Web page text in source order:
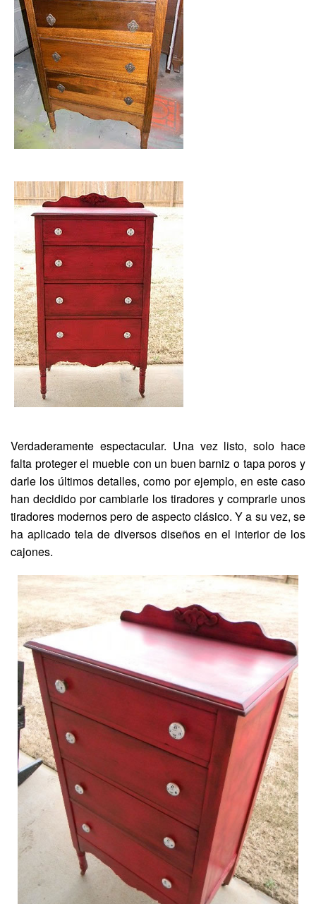
Verdaderamente espectacular. Una vez listo, solo hace
falta proteger el mueble con un buen barniz o tapa poros y
darle los últimos detalles, como por ejemplo, en este caso
han decidido por cambiarle los tiradores y comprarle unos
tiradores modernos pero de aspecto clásico. Y a su vez, se
ha aplicado tela de diversos diseños en el interior de los
cajones.